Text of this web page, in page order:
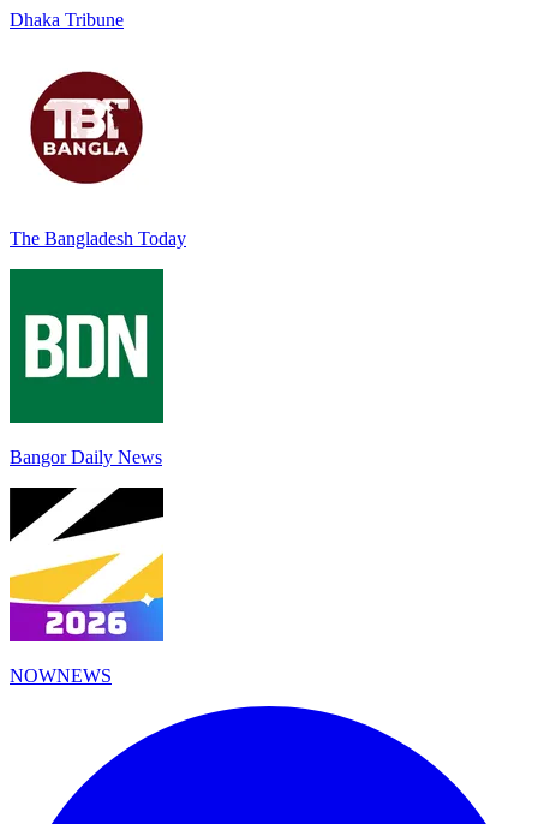
Dhaka Tribune
The Bangladesh Today
Bangor Daily News
NOWNEWS